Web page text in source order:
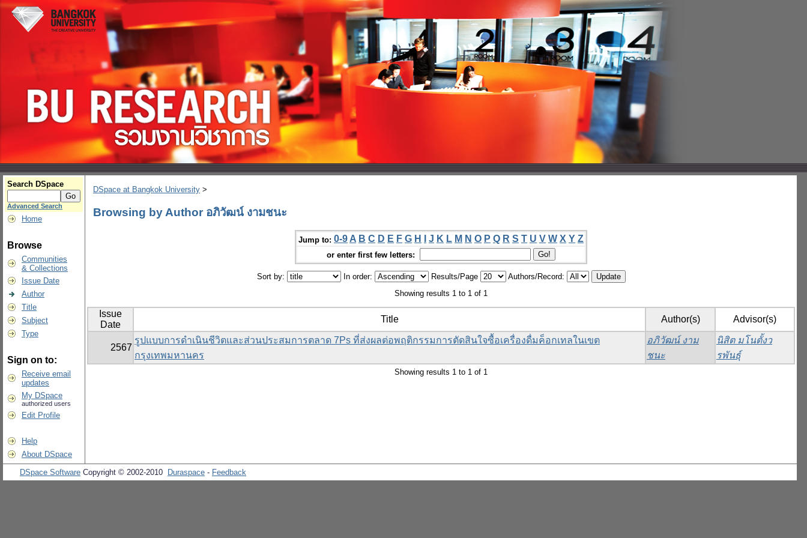
Search DSpace
Advanced Search
Home
Browse
Communities
& Collections
Issue Date
Author
Title
Subject
Type
Sign on to:
Receive email
updates
My DSpace
authorized users
Edit Profile
Help
About DSpace
DSpace at Bangkok University >
Browsing by Author อภิวัฒน์ งามชนะ
Jump to: 0-9 A B C D E F G H J K L M N O P Q R S T U V W X Y Z
or enter first few letters:
Sort by: In order: Results/Page
Authors/Record:
Showing results 1 to 1 of 1
Issue
Date
Title Author(s) Advisor(s)
2567
รูปแบบการดำเนินชีวิตและส่วนประสมการตลาด 7Ps ที่ส่งผลต่อพฤติกรรมการตัดสินใจซื้อเครื่องดื่มค็อกเทลในเขต
กรุงเทพมหานคร
อภิวัฒน์ งาม
ชนะ
นิสิต มโนตั้งว
รพันธุ์
Showing results 1 to 1 of 1
DSpace Software Copyright © 2002-2010 Duraspace - Feedback